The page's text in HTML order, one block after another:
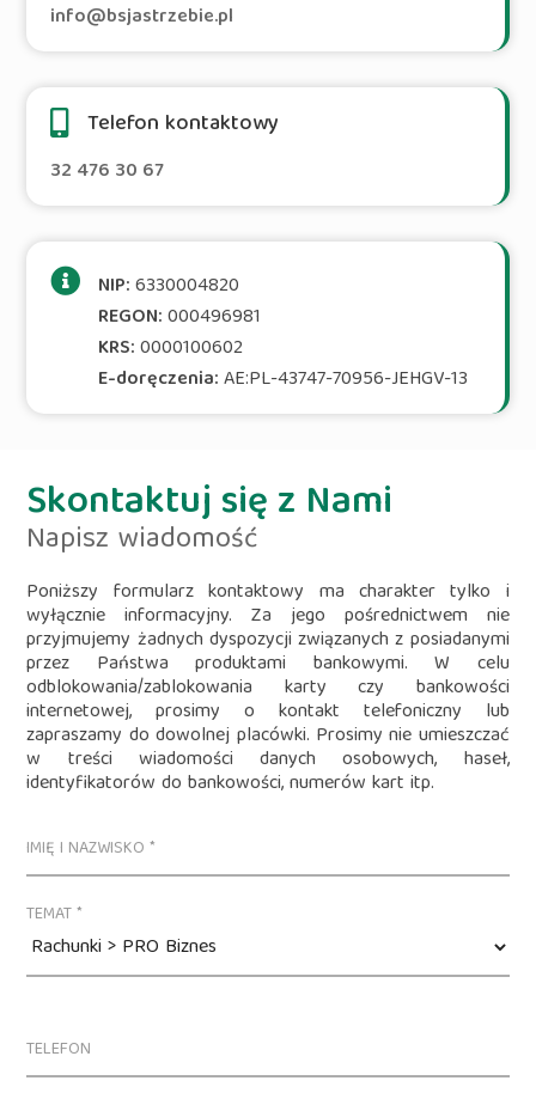
info@bsjastrzebie.pl
Telefon kontaktowy
32 476 30 67
NIP:6330004820
REGON:000496981
KRS:0000100602
E-doręczenia:AE:PL-43747-70956-JEHGV-13
Skontaktuj się z Nami
Napisz wiadomość
Poniższy formularz kontaktowy ma charakter tylko i
wyłącznie informacyjny. Za jego pośrednictwem nie
przyjmujemy żadnych dyspozycji związanych z posiadanymi
przez Państwa produktami bankowymi. W celu
odblokowania/zablokowania karty czy bankowości
internetowej, prosimy o kontakt telefoniczny lub
zapraszamy do dowolnej placówki. Prosimy nie umieszczać
w treści wiadomości danych osobowych, haseł,
identyfikatorów do bankowości, numerów kart itp.